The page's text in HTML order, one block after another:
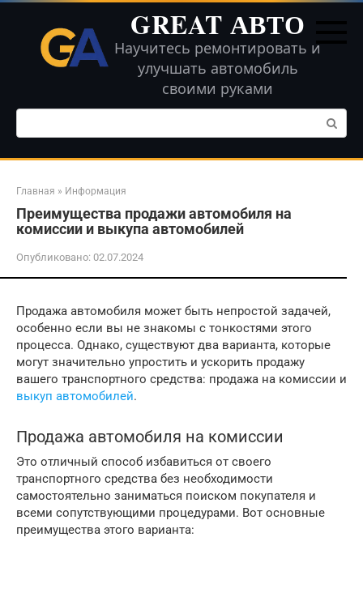
Перейти
контенту
GREAT АВТО
Научитесь ремонтировать и
улучшать автомобиль
своими руками
Поиск:
Главная » Информация
Преимущества продажи автомобиля на
комиссии и выкупа автомобилей
Опубликовано: 02.07.2024
Продажа автомобиля может быть непростой задачей,
особенно если вы не знакомы с тонкостями этого
процесса. Однако, существуют два варианта, которые
могут значительно упростить и ускорить продажу
вашего транспортного средства: продажа на комиссии и
выкуп автомобилей.
Продажа автомобиля на комиссии
Это отличный способ избавиться от своего
транспортного средства без необходимости
самостоятельно заниматься поиском покупателя и
всеми сопутствующими процедурами. Вот основные
преимущества этого варианта: